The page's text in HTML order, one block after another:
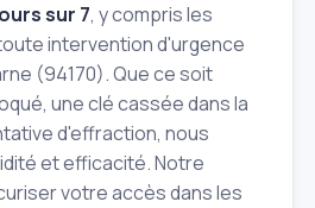
sur 7, y compris les
intervention d'urgence
(94170). Que ce soit
une clé cassée dans la
d'effraction, nous
et efficacité. Notre
votre accès dans les